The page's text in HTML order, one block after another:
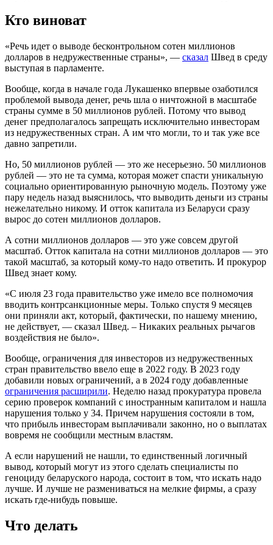
Кто виноват
«Речь идет о выводе бесконтрольном сотен миллионов
долларов в недружественные страны», — сказал Швед в среду
выступая в парламенте.
Вообще, когда в начале года Лукашенко впервые озаботился
проблемой вывода денег, речь шла о ничтожной в масштабе
страны сумме в 50 миллионов рублей. Потому что вывод
денег предполагалось запрещать исключительно инвесторам
из недружественных стран. А им что могли, то и так уже все
давно запретили.
Но, 50 миллионов рублей — это же несерьезно. 50 миллионов
рублей — это не та сумма, которая может спасти уникальную
социально ориентированную рыночную модель. Поэтому уже
пару недель назад выяснилось, что выводить деньги из страны
нежелательно никому. И отток капитала из Беларуси сразу
вырос до сотен миллионов долларов.
А сотни миллионов долларов — это уже совсем другой
масштаб. Отток капитала на сотни миллионов долларов — это
такой масштаб, за который кому-то надо ответить. И прокурор
Швед знает кому.
«С июля 23 года правительство уже имело все полномочия
вводить контрсанкционные меры. Только спустя 9 месяцев
они приняли акт, который, фактически, по нашему мнению,
не действует, — сказал Швед. – Никаких реальных рычагов
воздействия не было».
Вообще, ограничения для инвесторов из недружественных
стран правительство ввело еще в 2022 году. В 2023 году
добавили новых ограничений, а в 2024 году добавленные
ограничения расширили. Неделю назад прокуратура провела
серию проверок компаний с иностранным капиталом и нашла
нарушения только у 34. Причем нарушения состояли в том,
что прибыль инвесторам выплачивали законно, но о выплатах
вовремя не сообщили местным властям.
А если нарушений не нашли, то единственный логичный
вывод, который могут из этого сделать специалисты по
геноциду беларуского народа, состоит в том, что искать надо
лучше. И лучше не размениваться на мелкие фирмы, а сразу
искать где-нибудь повыше.
Что делать